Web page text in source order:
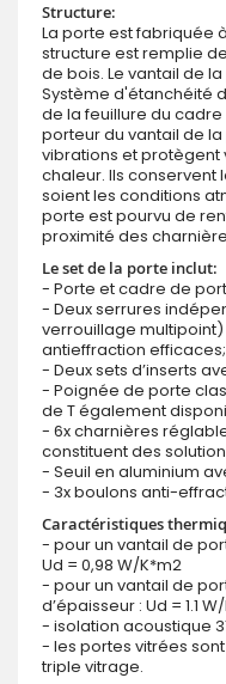
Structure:
La porte est fabriquée
structure est remplie
de bois. Le vantail de
Système d'étanchéité
de la feuillure du cadre
porteur du vantail de
vibrations et
chaleur. Ils conservent
soient les conditions
porte est pourvu de
proximité des
Le set de la porte inclut:
- Porte et cadre de
- Deux serrures
verrouillage
antieffraction efficaces;
- Deux sets d’inserts
- Poignée de porte
de T également
- 6x charnières
constituent des
- Seuil en aluminium
- 3x boulons anti-
Caractéristiques
- pour un vantail de
Ud = 0,98 W/K*m2
- pour un vantail de
d’épaisseur : Ud = 1.1
- isolation acoustique
- les portes vitrées
triple vitrage.